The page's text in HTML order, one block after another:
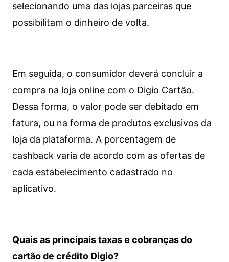
selecionando uma das lojas parceiras que
possibilitam o dinheiro de volta.
Em seguida, o consumidor deverá concluir a
compra na loja online com o Digio Cartão.
Dessa forma, o valor pode ser debitado em
fatura, ou na forma de produtos exclusivos da
loja da plataforma. A porcentagem de
cashback varia de acordo com as ofertas de
cada estabelecimento cadastrado no
aplicativo.
Quais as principais taxas e cobranças do
cartão de crédito Digio?